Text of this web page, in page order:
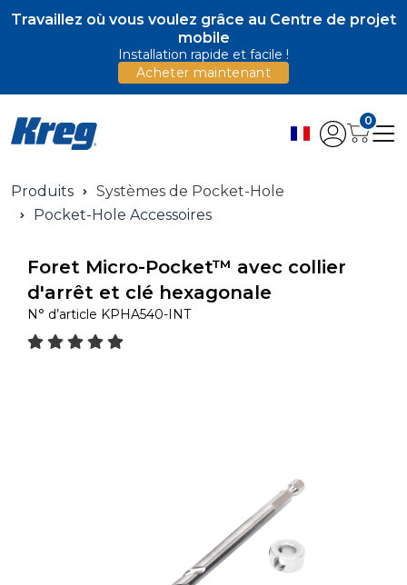
Travaillez où vous voulez grâce au Centre de projet
mobile
Installation rapide et facile !
Acheter maintenant
0
Produits
Systèmes de Pocket-Hole
Pocket-Hole Accessoires
Foret Micro-Pocket™ avec collier
d'arrêt et clé hexagonale
N° d’article KPHA540-INT